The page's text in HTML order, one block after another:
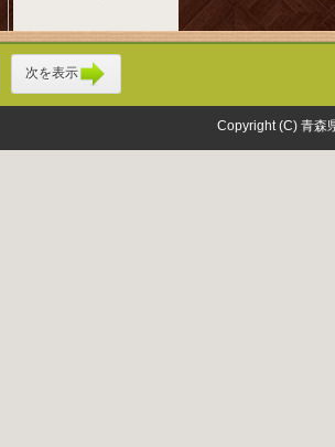
次を表示
Copyright (C) 青森